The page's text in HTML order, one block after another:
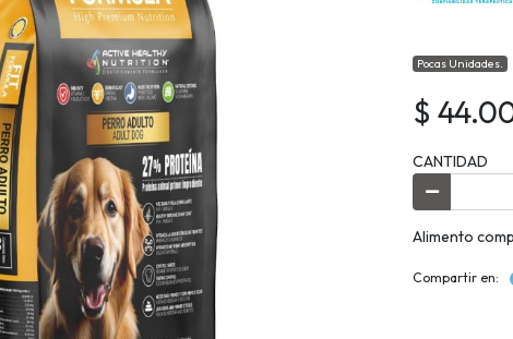
Pocas Unidades.
$
CANTIDAD
Alimento
Compartir en: